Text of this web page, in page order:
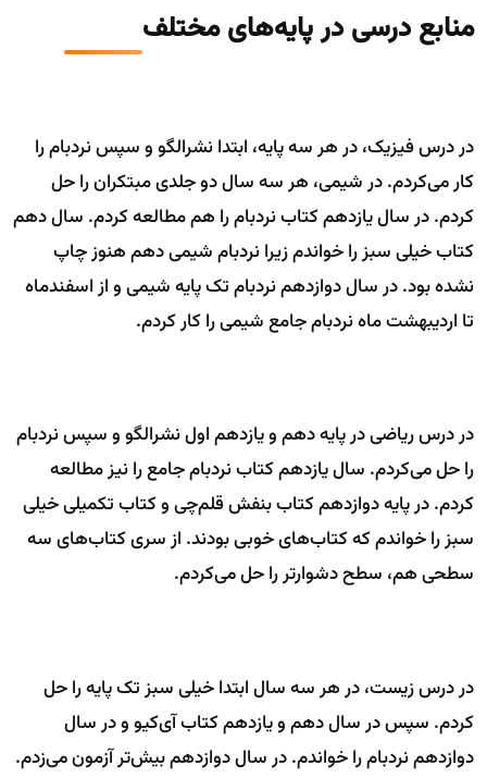
منابع درسی در پایه‌های مختلف
در درس فیزیک، در هر سه پایه، ابتدا نشرالگو و سپس نردبام را
کار می‌کردم. در شیمی، هر سه سال دو جلدی مبتکران را حل
کردم. در سال یازدهم کتاب نردبام را هم مطالعه کردم. سال دهم
کتاب خیلی سبز را خواندم زیرا نردبام شیمی دهم هنوز چاپ
نشده بود. در سال دوازدهم نردبام تک پایه شیمی و از اسفندماه
تا اردیبهشت ماه نردبام جامع شیمی را کار کردم.
در درس ریاضی در پایه دهم و یازدهم اول نشرالگو و سپس نردبام
را حل می‌کردم. سال یازدهم کتاب نردبام جامع را نیز مطالعه
کردم. در پایه دوازدهم کتاب بنفش قلم‌چی و کتاب تکمیلی خیلی
سبز را خواندم که کتاب‌های خوبی بودند. از سری کتاب‌های سه
سطحی هم، سطح دشوارتر را حل می‌کردم.
در درس زیست، در هر سه سال ابتدا خیلی سبز تک پایه را حل
کردم. سپس در سال دهم و یازدهم کتاب آی‌کیو و در سال
دوازدهم نردبام را خواندم. در سال دوازدهم بیش‌تر آزمون می‌زدم.